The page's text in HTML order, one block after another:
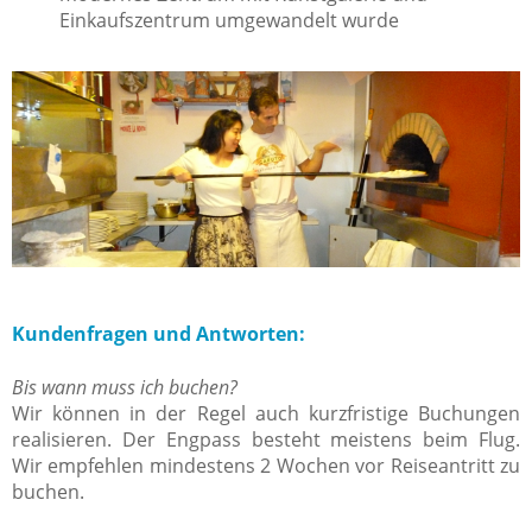
Einkaufszentrum umgewandelt wurde
Kundenfragen und Antworten:
Bis wann muss ich buchen?
Wir können in der Regel auch kurzfristige Buchungen
realisieren. Der Engpass besteht meistens beim Flug.
Wir empfehlen mindestens 2 Wochen vor Reiseantritt zu
buchen.